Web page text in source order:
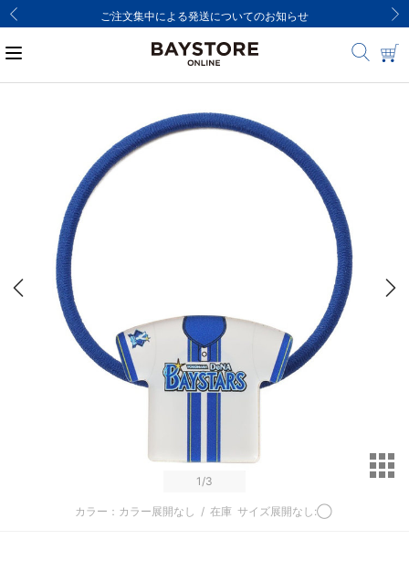
ご注文集中による発送についてのお知らせ
1/3
カラー：カラー展開なし / 在庫 サイズ展開なし:◯